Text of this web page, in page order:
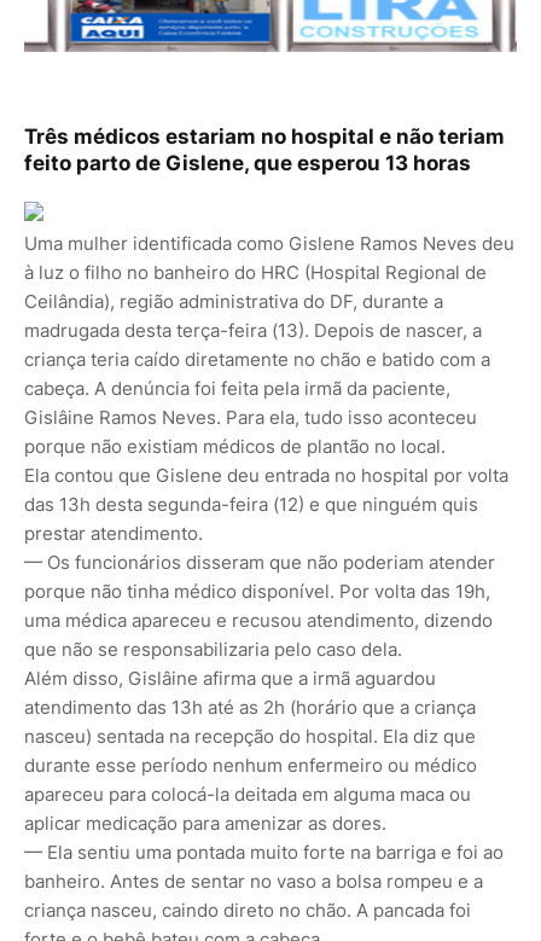
Três médicos estariam no hospital e não teriam
feito parto de Gislene, que esperou 13 horas
Uma mulher identificada como Gislene Ramos Neves deu
à luz o filho no banheiro do HRC (Hospital Regional de
Ceilândia), região administrativa do DF, durante a
madrugada desta terça-feira (13). Depois de nascer, a
criança teria caído diretamente no chão e batido com a
cabeça. A denúncia foi feita pela irmã da paciente,
Gislâine Ramos Neves. Para ela, tudo isso aconteceu
porque não existiam médicos de plantão no local.
Ela contou que Gislene deu entrada no hospital por volta
das 13h desta segunda-feira (12) e que ninguém quis
prestar atendimento.
— Os funcionários disseram que não poderiam atender
porque não tinha médico disponível. Por volta das 19h,
uma médica apareceu e recusou atendimento, dizendo
que não se responsabilizaria pelo caso dela.
Além disso, Gislâine afirma que a irmã aguardou
atendimento das 13h até as 2h (horário que a criança
nasceu) sentada na recepção do hospital. Ela diz que
durante esse período nenhum enfermeiro ou médico
apareceu para colocá-la deitada em alguma maca ou
aplicar medicação para amenizar as dores.
— Ela sentiu uma pontada muito forte na barriga e foi ao
banheiro. Antes de sentar no vaso a bolsa rompeu e a
criança nasceu, caindo direto no chão. A pancada foi